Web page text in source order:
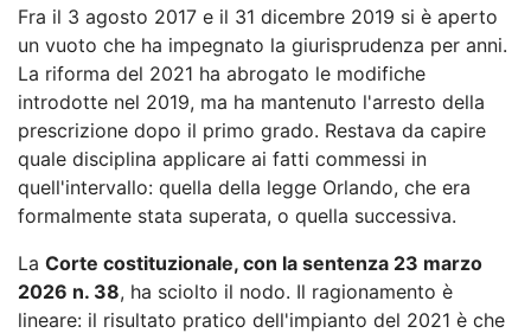
Fra il 3 agosto 2017 e il 31 dicembre 2019 si è aperto
un vuoto che ha impegnato la giurisprudenza per anni.
La riforma del 2021 ha abrogato le modifiche
introdotte nel 2019, ma ha mantenuto l'arresto della
prescrizione dopo il primo grado. Restava da capire
quale disciplina applicare ai fatti commessi in
quell'intervallo: quella della legge Orlando, che era
formalmente stata superata, o quella successiva.
La Corte costituzionale, con la sentenza 23 marzo
2026 n. 38, ha sciolto il nodo. Il ragionamento è
lineare: il risultato pratico dell'impianto del 2021 è che